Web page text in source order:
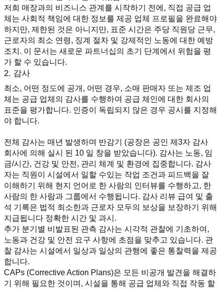
저희 매장과의 비즈니스 관계를 시작하기 전에, 직접 공급 업
체는 사회적 책임에 대한 정보를 제공 업체 프로필을 완료해야
하지만, 제한된 것은 아니지만, 표준 시간은 주당 직원당 근무,
근로자의 최소 연령, 징계 절차 및 강제적인 노동에 대한 예방
조치. 이 문서는 새로운 파트너십의 초기 단계에서 위험을 평
가 할 수 있습니다.
2. 감사
최소, 어떤 정도에 공개, 어떤 경우, 소매 판매자 또는 제조 업
체는 공급 업체의 감사를 수행하여 공급 체인에 대한 회사의
표준을 평가합니다. 인증이 독립되지 않은 경우 공시를 지정해
야 합니다.
전체 감사는 매년 발생하며 반감기 (공장은 공인 제3자 감사
회사에 의해 실시 된 10 일 창을 받았습니다). 감사는 노동, 임
금/시간, 건강 및 안전, 관리 체계 및 환경에 집중합니다. 감사
자는 직원이 시설에서 일할 수있는 작업 조건과 피드백을 잘
이해하기 위해 현지 언어로 한 사람의 인터뷰를 수행하고, 한
사람의 한 사람과 그룹에서 수행됩니다. 감사 리뷰 급여 및 출
석 기록은 법적 최소한과 근로자 모두의 보상을 보장하기 위해
지급됩니다 정확한 시간 및 과시.
추가 분기별 비발표된 관측 감사는 시각적 관찰에 기초하여,
노동과 건강 및 안전 요구 사항에 초점을 맞추고 있습니다. 관
찰 감사는 시설에서 일상과 일상의 관행에 좋은 통찰력을 제공
합니다.
CAPs (Corrective Action Plans)은 모든 비공개 발견을 해결하
기 위해 필요한 것이며, 시설을 통해 공급 업체와 직접 작동 할